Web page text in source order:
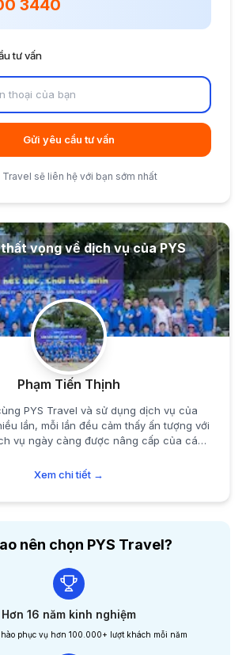
3440
tư vấn
Gửi yêu cầu tư vấn
Travel sẽ liên hệ với bạn sớm nhất
vọng về dịch vụ của PYS
Phạm Tiến Thịnh
PYS Travel và sử dụng dịch vụ của
lần, mỗi lần đều cảm thấy ấn tượng với
vụ ngày càng được nâng cấp của các
Xem chi tiết →
nên chọn PYS Travel?
Hơn 16 năm kinh nghiệm
phục vụ hơn 100.000+ lượt khách mỗi năm